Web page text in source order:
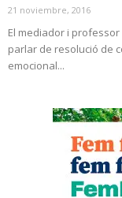
21 noviembre, 2016
El mediador i
parlar de resolució de
emocional...